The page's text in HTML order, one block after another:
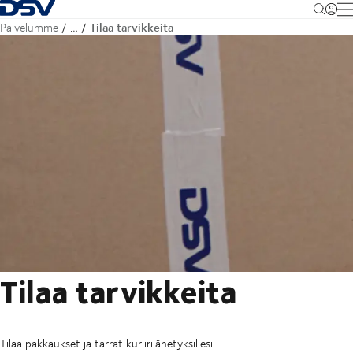
Takaisin kotisivulle
Palvelumme … Tilaa tarvikkeita
Tilaa tarvikkeita
Tilaa pakkaukset ja tarrat kuriirilähetyksillesi